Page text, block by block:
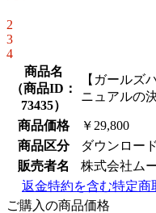
2
3
4
商品名
（商品ID：
73435）
【ガールズ
ニュアルの
商品価格
￥29,800
商品区分
ダウンロー
販売者名
株式会社ム
返金特約を含む特定商
ご購入の商品価格